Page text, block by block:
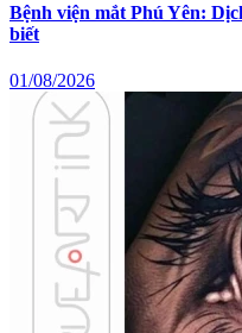
Bệnh viện mắt Phú Yên:
biết
01/08/2026